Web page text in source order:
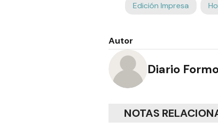
Edición Impresa
Autor
Diario
NOTAS